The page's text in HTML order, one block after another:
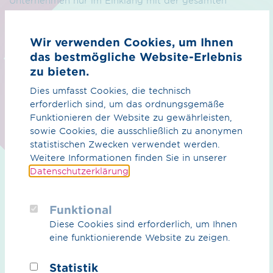
Umwelt – Tier, Natur, Mensch – verantwortungsvoll
Tag der Planungsphase – und endet erst Jahre nach
Inbetriebnahme.
Wir verwenden Cookies, um Ihnen
das bestmögliche Website-Erlebnis
zu bieten.
Dies umfasst Cookies, die technisch
erforderlich sind, um das ordnungsgemäße
Funktionieren der Website zu gewährleisten,
sowie Cookies, die ausschließlich zu anonymen
statistischen Zwecken verwendet werden.
Weitere Informationen finden Sie in unserer
Datenschutzerklärung
Funktional
Diese Cookies sind erforderlich, um Ihnen
eine funktionierende Website zu zeigen.
Statistik